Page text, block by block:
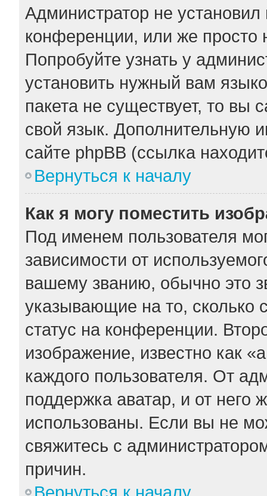
Администратор не
конференции, или же просто
Попробуйте узнать у
установить нужный вам
пакета не существует, то вы
свой язык. Дополнительную
сайте phpBB (ссылка
Вернуться к началу
Как я могу поместить
Под именем пользователя
зависимости от
вашему званию, обычно это
указывающие на то,
статус на конференции.
изображение, известно как
каждого пользователя. От
поддержка аватар, и от него
использованы. Если вы не
свяжитесь с
причин.